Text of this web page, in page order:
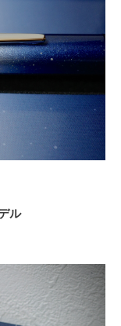
ル